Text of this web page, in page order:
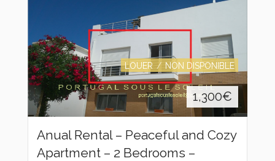
LOUER NON DISPONIBLE
1,300€
Anual Rental – Peaceful and Cozy
Apartment – 2 Bedrooms –